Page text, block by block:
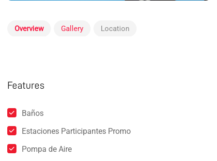
Overview Gallery Location
Features
Baños
Estaciones Participantes Promo
Pompa de Aire